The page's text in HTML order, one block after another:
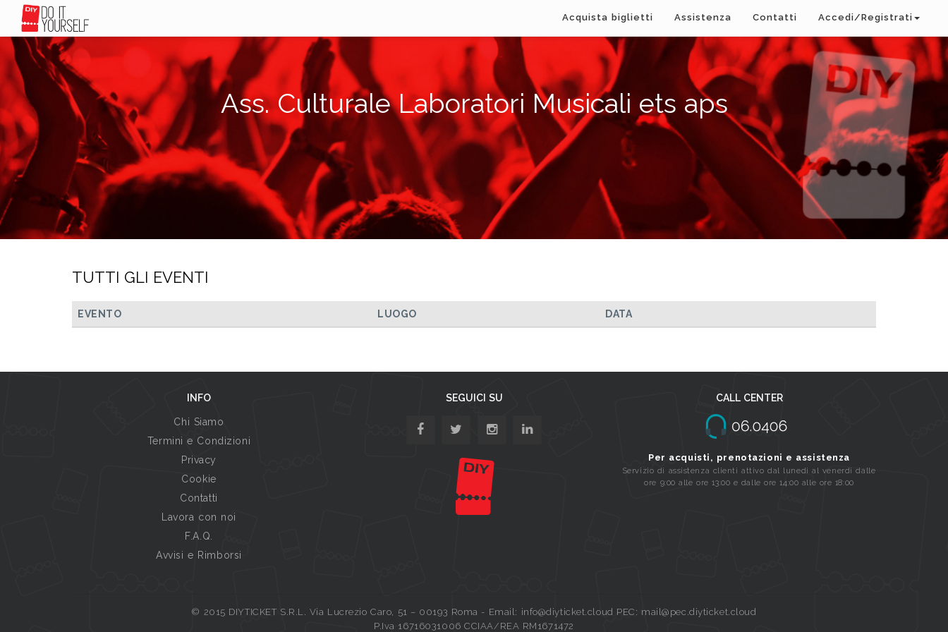
Acquista biglietti Assistenza Contatti Accedi/Registrati
Ass. Culturale Laboratori Musicali ets aps
TUTTI GLI EVENTI
EVENTO LUOGO DATA
INFO
Chi Siamo
Termini e Condizioni
Privacy
Cookie
Contatti
Lavora con noi
F.A.Q.
Avvisi e Rimborsi
SEGUICI SU CALL CENTER
Per acquisti, prenotazioni e assistenza
Servizio di assistenza clienti attivo dal lunedi al venerdi dalle
ore 9:00 alle ore 13:00 e dalle ore 14:00 alle ore 18:00
© 2015 DIYTICKET S.R.L. Via Lucrezio Caro, 51 – 00193 Roma - Email: info@diyticket.cloud PEC: mail@pec.diyticket.cloud
P.Iva 16716031006 CCIAA/REA RM1671472